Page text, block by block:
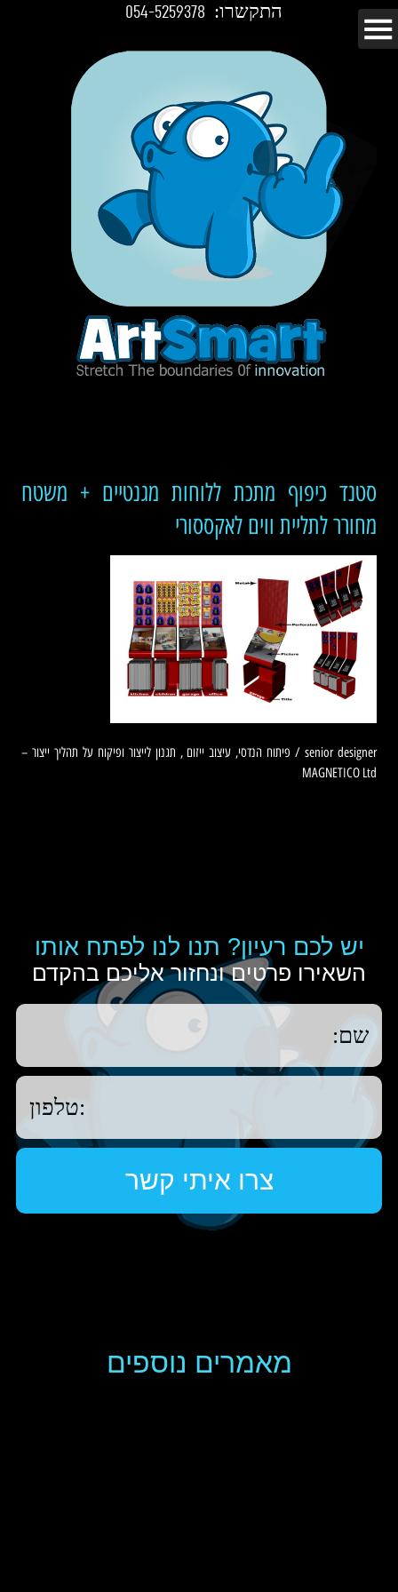
התקשרו: 054-5259378
סטנד כיפוף מתכת ללוחות מגנטיים + משטח
מחורר לתליית ווים לאקססורי
senior designer / פיתוח הנדסי, עיצוב ייזום , תגנון לייצור ופיקוח על תהליך ייצור –
MAGNETICO Ltd
יש לכם רעיון? תנו לנו לפתח אותו
השאירו פרטים ונחזור אליכם בהקדם
מאמרים נוספים